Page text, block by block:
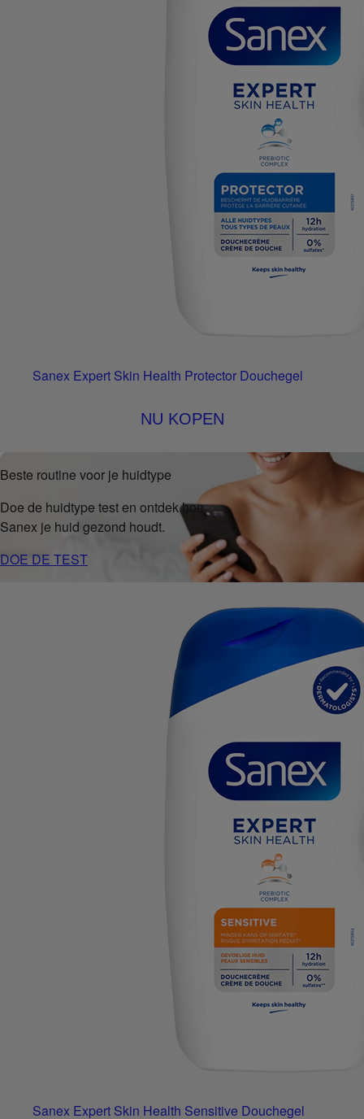
Sanex Expert Skin Health Protector Douchegel
NU KOPEN
Beste routine voor je huidtype
Doe de huidtype test en ontdek hoe
Sanex je huid gezond houdt.
DOE DE TEST
Sanex Expert Skin Health Sensitive Douchegel